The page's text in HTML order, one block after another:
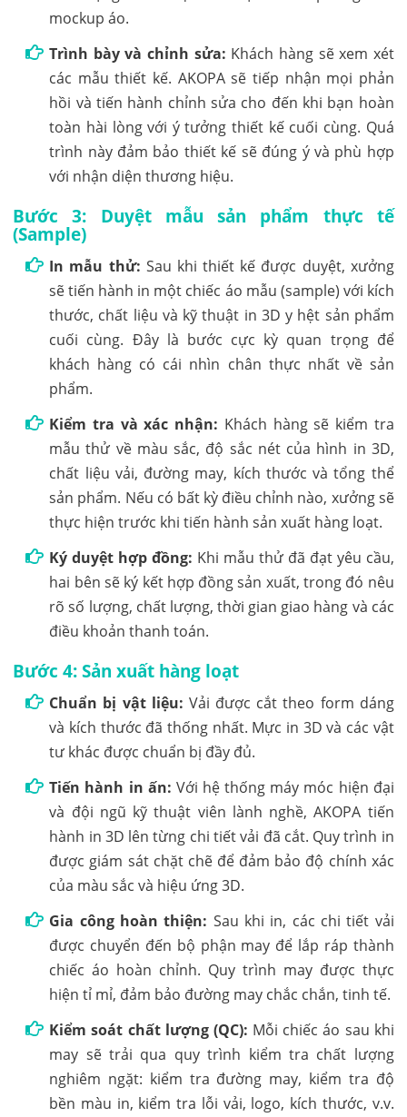
mockup áo.
Trình bày và chỉnh sửa: Khách hàng sẽ xem xét
các mẫu thiết kế. AKOPA sẽ tiếp nhận mọi phản
hồi và tiến hành chỉnh sửa cho đến khi bạn hoàn
toàn hài lòng với ý tưởng thiết kế cuối cùng. Quá
trình này đảm bảo thiết kế sẽ đúng ý và phù hợp
với nhận diện thương hiệu.
Bước 3: Duyệt mẫu sản phẩm thực tế
(Sample)
In mẫu thử: Sau khi thiết kế được duyệt, xưởng
sẽ tiến hành in một chiếc áo mẫu (sample) với kích
thước, chất liệu và kỹ thuật in 3D y hệt sản phẩm
cuối cùng. Đây là bước cực kỳ quan trọng để
khách hàng có cái nhìn chân thực nhất về sản
phẩm.
Kiểm tra và xác nhận: Khách hàng sẽ kiểm tra
mẫu thử về màu sắc, độ sắc nét của hình in 3D,
chất liệu vải, đường may, kích thước và tổng thể
sản phẩm. Nếu có bất kỳ điều chỉnh nào, xưởng sẽ
thực hiện trước khi tiến hành sản xuất hàng loạt.
Ký duyệt hợp đồng: Khi mẫu thử đã đạt yêu cầu,
hai bên sẽ ký kết hợp đồng sản xuất, trong đó nêu
rõ số lượng, chất lượng, thời gian giao hàng và các
điều khoản thanh toán.
Bước 4: Sản xuất hàng loạt
Chuẩn bị vật liệu: Vải được cắt theo form dáng
và kích thước đã thống nhất. Mực in 3D và các vật
tư khác được chuẩn bị đầy đủ.
Tiến hành in ấn: Với hệ thống máy móc hiện đại
và đội ngũ kỹ thuật viên lành nghề, AKOPA tiến
hành in 3D lên từng chi tiết vải đã cắt. Quy trình in
được giám sát chặt chẽ để đảm bảo độ chính xác
của màu sắc và hiệu ứng 3D.
Gia công hoàn thiện: Sau khi in, các chi tiết vải
được chuyển đến bộ phận may để lắp ráp thành
chiếc áo hoàn chỉnh. Quy trình may được thực
hiện tỉ mỉ, đảm bảo đường may chắc chắn, tinh tế.
Kiểm soát chất lượng (QC): Mỗi chiếc áo sau khi
may sẽ trải qua quy trình kiểm tra chất lượng
nghiêm ngặt: kiểm tra đường may, kiểm tra độ
bền màu in, kiểm tra lỗi vải, logo, kích thước, v.v.